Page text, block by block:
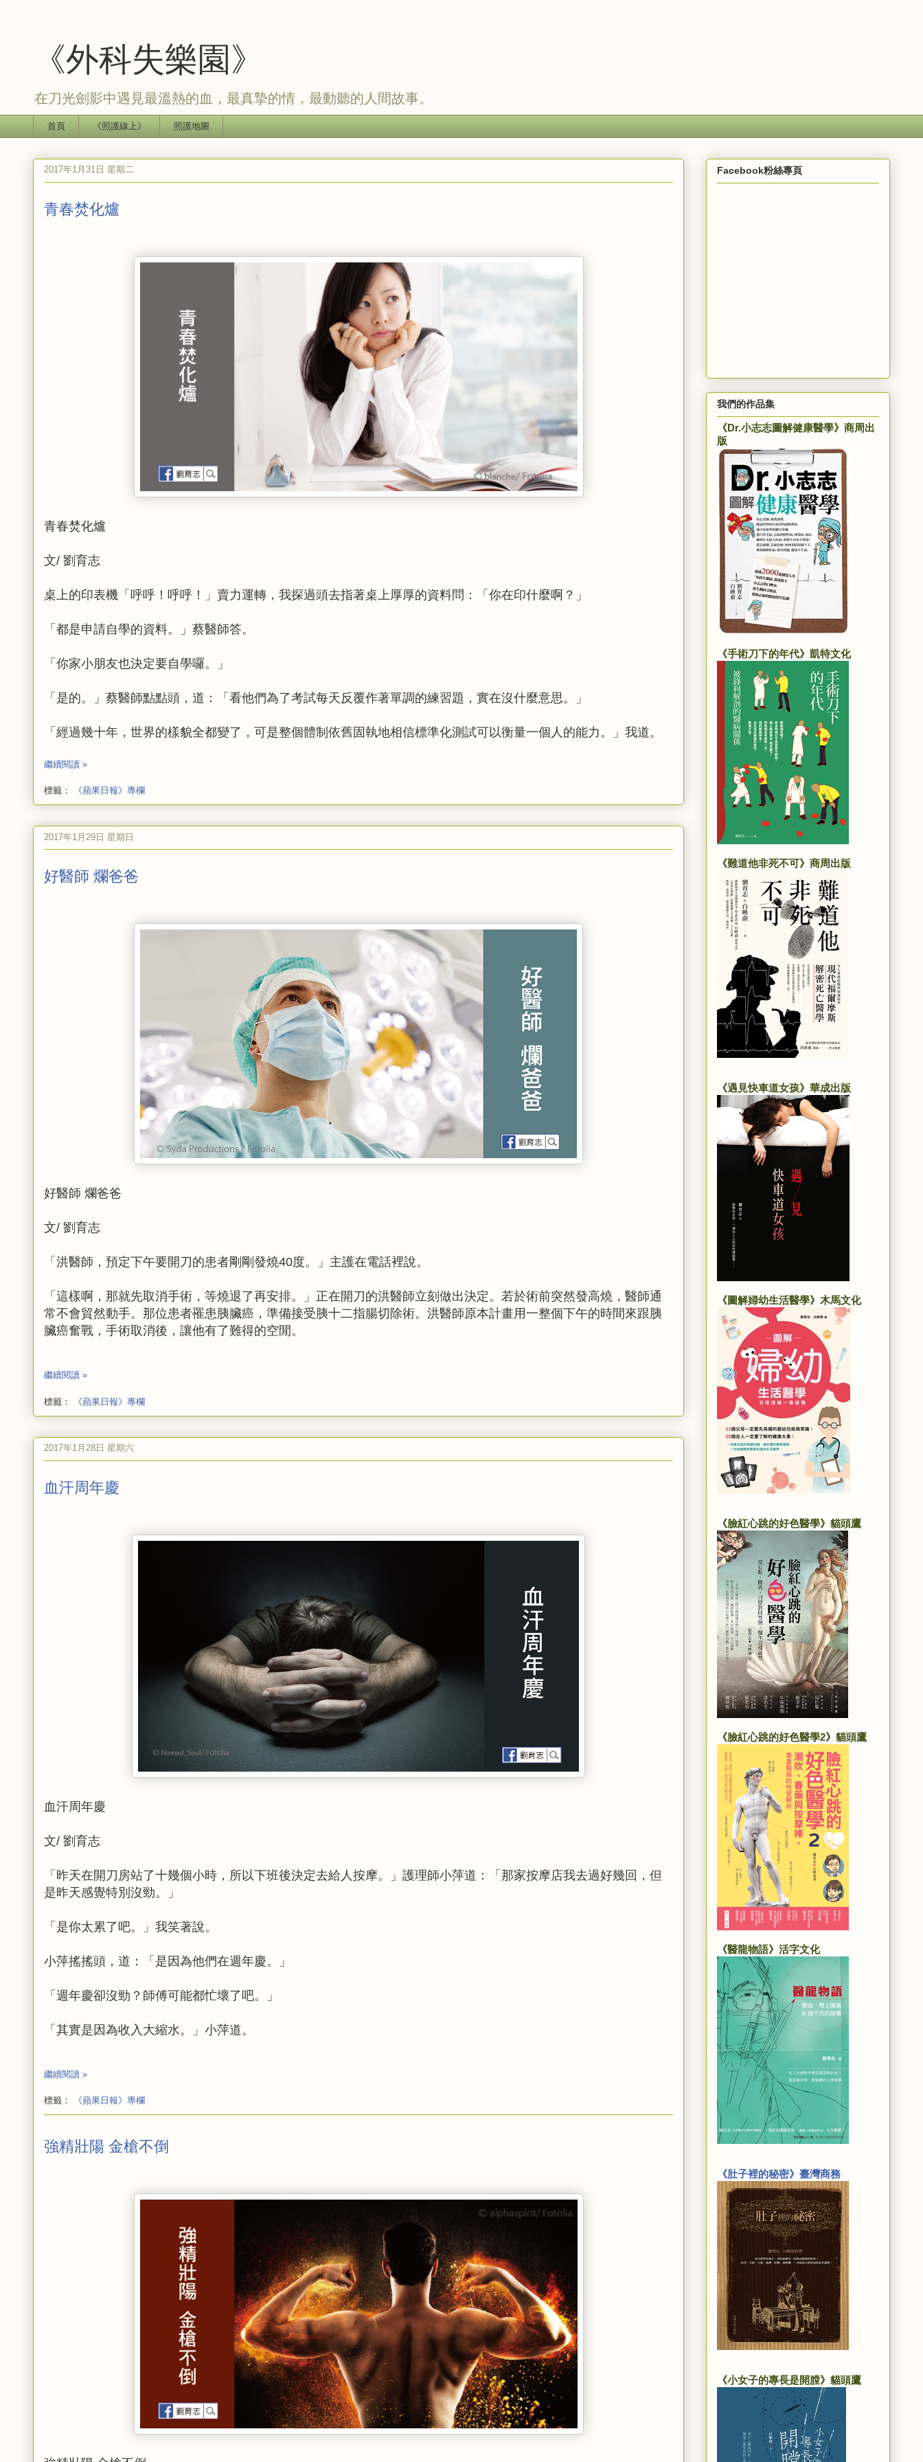
《外科失樂園》
在刀光劍影中遇見最溫熱的血，最真摯的情，最動聽的人間故事。
首頁 《照護線上》 照護地圖
2017年1月31日 星期二
青春焚化爐
青春焚化爐
文/ 劉育志
桌上的印表機「呼呼！呼呼！」賣力運轉，我探過頭去指著桌上厚厚的資料問：「你在印什麼啊？」
「都是申請自學的資料。」蔡醫師答。
「你家小朋友也決定要自學囉。」
「是的。」蔡醫師點點頭，道：「看他們為了考試每天反覆作著單調的練習題，實在沒什麼意思。」
「經過幾十年，世界的樣貌全都變了，可是整個體制依舊固執地相信標準化測試可以衡量一個人的能力。」我道。
繼續閱讀 »
標籤： 《蘋果日報》專欄
2017年1月29日 星期日
好醫師 爛爸爸
好醫師 爛爸爸
文/ 劉育志
「洪醫師，預定下午要開刀的患者剛剛發燒40度。」主護在電話裡說。
「這樣啊，那就先取消手術，等燒退了再安排。」正在開刀的洪醫師立刻做出決定。若於術前突然發高燒，醫師通
常不會貿然動手。那位患者罹患胰臟癌，準備接受胰十二指腸切除術。洪醫師原本計畫用一整個下午的時間來跟胰
臟癌奮戰，手術取消後，讓他有了難得的空閒。
繼續閱讀 »
標籤： 《蘋果日報》專欄
2017年1月28日 星期六
血汗周年慶
血汗周年慶
文/ 劉育志
「昨天在開刀房站了十幾個小時，所以下班後決定去給人按摩。」護理師小萍道：「那家按摩店我去過好幾回，但
是昨天感覺特別沒勁。」
「是你太累了吧。」我笑著說。
小萍搖搖頭，道：「是因為他們在週年慶。」
「週年慶卻沒勁？師傅可能都忙壞了吧。」
「其實是因為收入大縮水。」小萍道。
繼續閱讀 »
標籤： 《蘋果日報》專欄
強精壯陽 金槍不倒
Facebook粉絲專頁
我們的作品集
《Dr.小志志圖解健康醫學》商周出
版
《手術刀下的年代》凱特文化
《難道他非死不可》商周出版
《遇見快車道女孩》華成出版
《圖解婦幼生活醫學》木馬文化
《臉紅心跳的好色醫學》貓頭鷹
《臉紅心跳的好色醫學2》貓頭鷹
《醫龍物語》活字文化
《肚子裡的秘密》臺灣商務
《小女子的專長是開膛》貓頭鷹